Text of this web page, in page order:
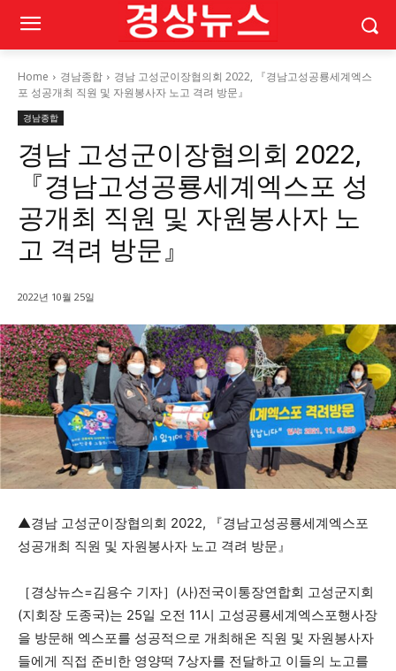
Home 경남종합
경남 고성군이장협의회 2022, 『경남고성공룡세계엑스
포 성공개최 직원 및 자원봉사자 노고 격려 방문』
경남종합
경남 고성군이장협의회 2022,
『경남고성공룡세계엑스포 성
공개최 직원 및 자원봉사자 노
고 격려 방문』
2022년 10월 25일
▲경남 고성군이장협의회 2022, 『경남고성공룡세계엑스포
성공개최 직원 및 자원봉사자 노고 격려 방문』
［경상뉴스=김용수 기자］(사)전국이통장연합회 고성군지회
(지회장 도종국)는 25일 오전 11시 고성공룡세계엑스포행사장
을 방문해 엑스포를 성공적으로 개최해온 직원 및 자원봉사자
들에게 직접 준비한 영양떡 7상자를 전달하고 이들의 노고를